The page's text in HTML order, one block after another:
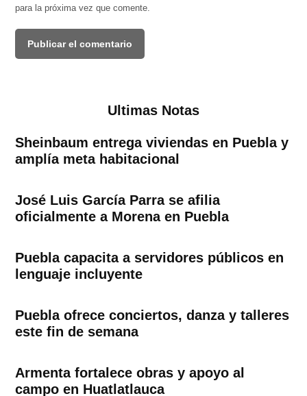
para la próxima vez que comente.
Ultimas Notas
Sheinbaum entrega viviendas en Puebla y
amplía meta habitacional
José Luis García Parra se afilia
oficialmente a Morena en Puebla
Puebla capacita a servidores públicos en
lenguaje incluyente
Puebla ofrece conciertos, danza y talleres
este fin de semana
Armenta fortalece obras y apoyo al
campo en Huatlatlauca